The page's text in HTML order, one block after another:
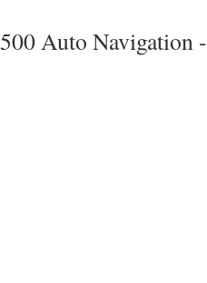
500 Auto Navigation -